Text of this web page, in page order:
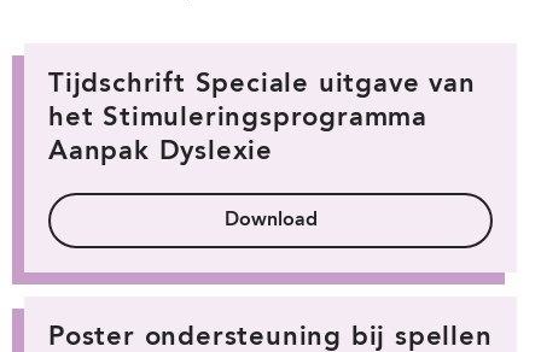
Tijdschrift Speciale uitgave van
het Stimuleringsprogramma
Aanpak Dyslexie
Download
Poster ondersteuning bij spellen